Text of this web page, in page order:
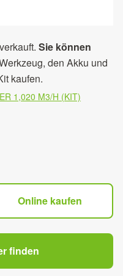
Sie können
den Akku und
kaufen.
1,020 M3/H (KIT)
Online kaufen
finden